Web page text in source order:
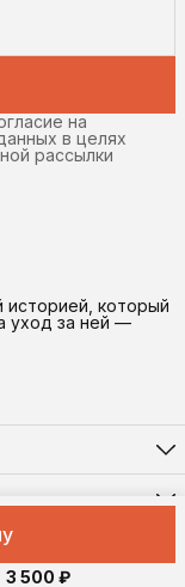
3 500 ₽
на
в целях
рассылки
историей, который
уход за ней —
11